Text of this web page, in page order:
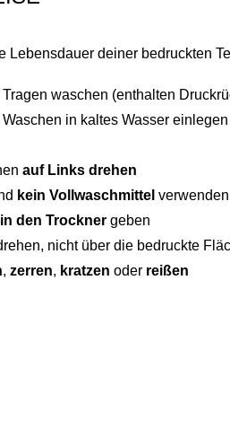
Lebensdauer deiner bedruckten
waschen (enthalten
in kaltes Wasser
auf Links drehen
kein Vollwaschmittel verwenden
den Trockner geben
nicht über die bedruckte
, zerren, kratzen oder reißen